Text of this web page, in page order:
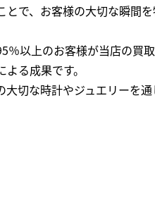
で、お客様の大切な瞬間
以上のお客様が当店の買
る成果です。
切な時計やジュエリーを